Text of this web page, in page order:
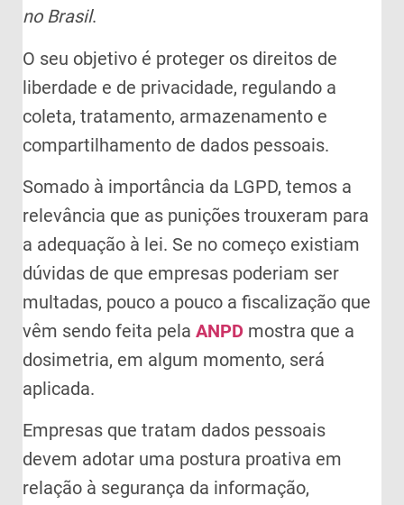
no Brasil.
O seu objetivo é proteger os direitos de
liberdade e de privacidade, regulando a
coleta, tratamento, armazenamento e
compartilhamento de dados pessoais.
Somado à importância da LGPD, temos a
relevância que as punições trouxeram para
a adequação à lei. Se no começo existiam
dúvidas de que empresas poderiam ser
multadas, pouco a pouco a fiscalização que
vêm sendo feita pela ANPD mostra que a
dosimetria, em algum momento, será
aplicada.
Empresas que tratam dados pessoais
devem adotar uma postura proativa em
relação à segurança da informação,